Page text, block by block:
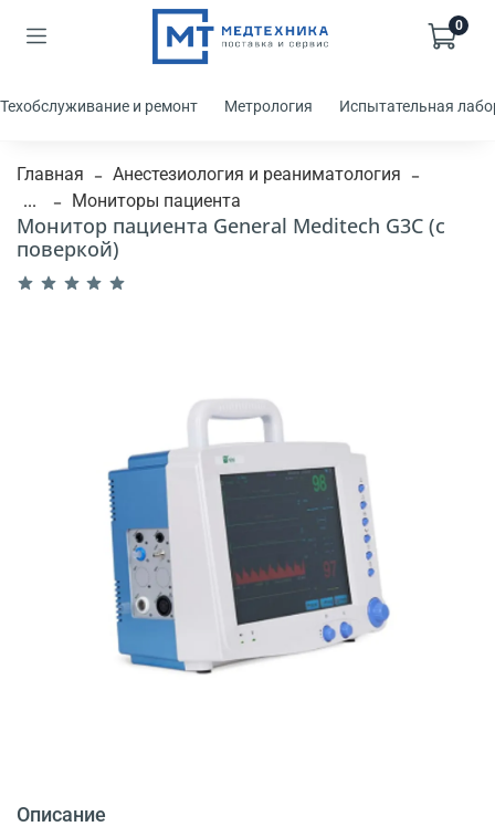
0
Техобслуживание и ремонт Метрология Испытательная
Главная
Анестезиология и реаниматология
...
Мониторы пациента
Монитор пациента General Meditech G3C (с
поверкой)
Описание